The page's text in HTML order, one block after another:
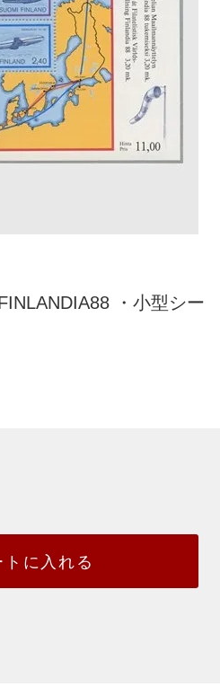
・小型シー
トに入れる